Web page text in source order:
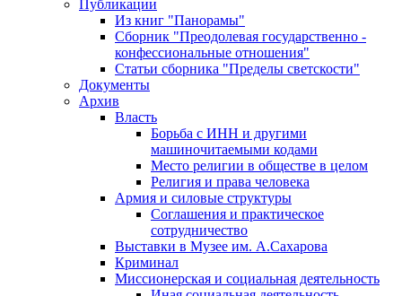
Публикации
Из книг "Панорамы"
Сборник "Преодолевая государственно -
конфессиональные отношения"
Статьи сборника "Пределы светскости"
Документы
Архив
Власть
Борьба с ИНН и другими
машиночитаемыми кодами
Место религии в обществе в целом
Религия и права человека
Армия и силовые структуры
Соглашения и практическое
сотрудничество
Выставки в Музее им. А.Сахарова
Криминал
Миссионерская и социальная деятельность